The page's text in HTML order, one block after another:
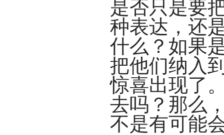
是否只是要
种表达，还
什么？如果
把他们纳入
惊喜出现了
去吗？那么
不是有可能